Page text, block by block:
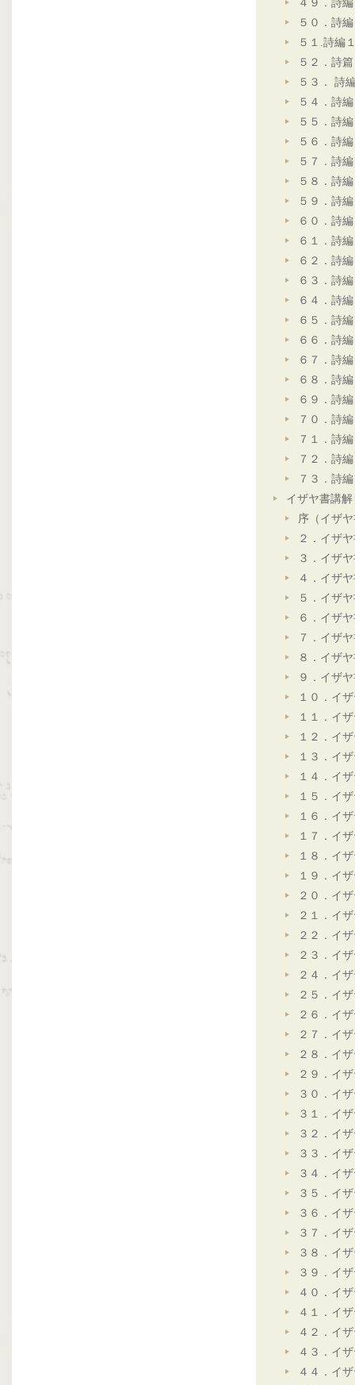
４９．詩
５０．詩
５１.詩編
５２．詩
５３． 詩
５４．詩
５５．詩
５６．詩
５７．詩
５８．詩
５９．詩
６０．詩
６１．詩
６２．詩
６３．詩
６４．詩
６５．詩
６６．詩
６７．詩
６８．詩
６９．詩
７０．詩
７１．詩
７２．詩
７３．詩
イザヤ書講解
序（イザ
２．イザ
３．イザ
４．イザ
５．イザ
６．イザ
７．イザ
８．イザ
９．イザ
１０．イ
１１．イ
１２．イ
１３．イ
１４．イ
１５．イ
１６．イ
１７．イ
１８．イ
１９．イ
２０．イ
２１．イ
２２．イ
２３．イ
２４．イ
２５．イ
２６．イ
２７．イ
２８．イ
２９．イ
３０．イ
３１．イ
３２．イ
３３．イ
３４．イ
３５．イ
３６．イ
３７．イ
３８．イ
３９．イ
４０．イ
４１．イ
４２．イ
４３．イ
４４．イ